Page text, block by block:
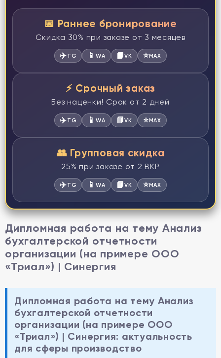
📅 Раннее бронирование
Скидка 30% при заказе от 3 месяцев
✈️TG 📱WA 📘VK ⭐MAX
⚡ Срочный заказ
Без наценки! Срок от 2 дней
✈️TG 📱WA 📘VK ⭐MAX
👥 Групповая скидка
25% при заказе от 2 ВКР
✈️TG 📱WA 📘VK ⭐MAX
Дипломная работа на тему Анализ
бухгалтерской отчетности
организации (на примере ООО
«Триал») | Синергия
Дипломная работа на тему Анализ
бухгалтерской отчетности
организации (на примере ООО
«Триал») | Синергия: актуальность
для сферы производство